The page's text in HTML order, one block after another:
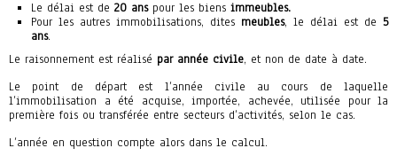
Le délai est de 20 anspour les biens immeubles.
Pour les autres immobilisations, dites meubles, le délai est de 5
ans.
Le raisonnement est réalisé par année civile, et non de date à date.
Le point de départ est l’année civile au cours de laquelle
l’immobilisation a été acquise, importée, achevée, utilisée pour la
première fois ou transférée entre secteurs d’activités, selon le cas.
L’année en question compte alors dans le calcul.